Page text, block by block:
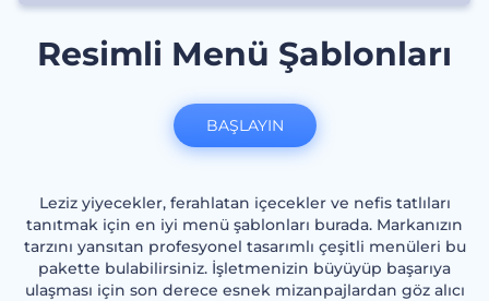
Resimli Menü Şablonları
Leziz yiyecekler, ferahlatan içecekler ve nefis tatlıları
tanıtmak için en iyi menü şablonları burada. Markanızın
tarzını yansıtan profesyonel tasarımlı çeşitli menüleri bu
pakette bulabilirsiniz. İşletmenizin büyüyüp başarıya
ulaşması için son derece esnek mizanpajlardan göz alıcı
BAŞLAYIN